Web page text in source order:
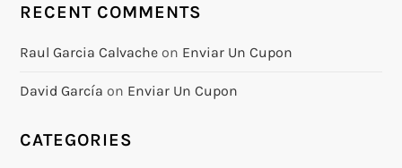
RECENT COMMENTS
Raul Garcia Calvache on Enviar Un Cupon
David García on Enviar Un Cupon
CATEGORIES